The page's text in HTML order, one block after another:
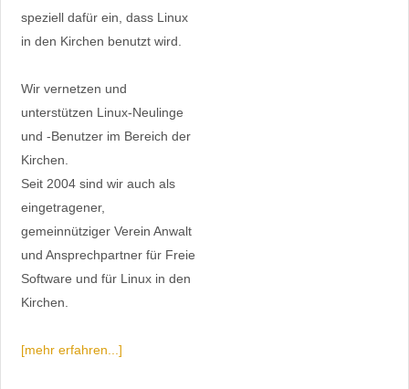
speziell dafür ein, dass Linux
in den Kirchen benutzt wird.
Wir vernetzen und
unterstützen Linux-Neulinge
und -Benutzer im Bereich der
Kirchen.
Seit 2004 sind wir auch als
eingetragener,
gemeinnütziger Verein Anwalt
und Ansprechpartner für Freie
Software und für Linux in den
Kirchen.
[mehr erfahren...]